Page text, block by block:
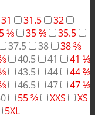
31 31.5
32
⅓ 35 ⅔
35.5
37.5 38
38 ⅔
40.5 41
41 ⅓
43.5 44
44 ⅔
46.5 47
47 ⅓
55 ⅔ XXS
XS
5XL